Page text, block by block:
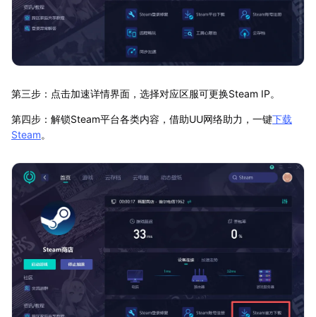
第三步：点击加速详情界面，选择对应区服可更换Steam IP。
第四步：解锁Steam平台各类内容，借助UU网络助力，一键下载
Steam。